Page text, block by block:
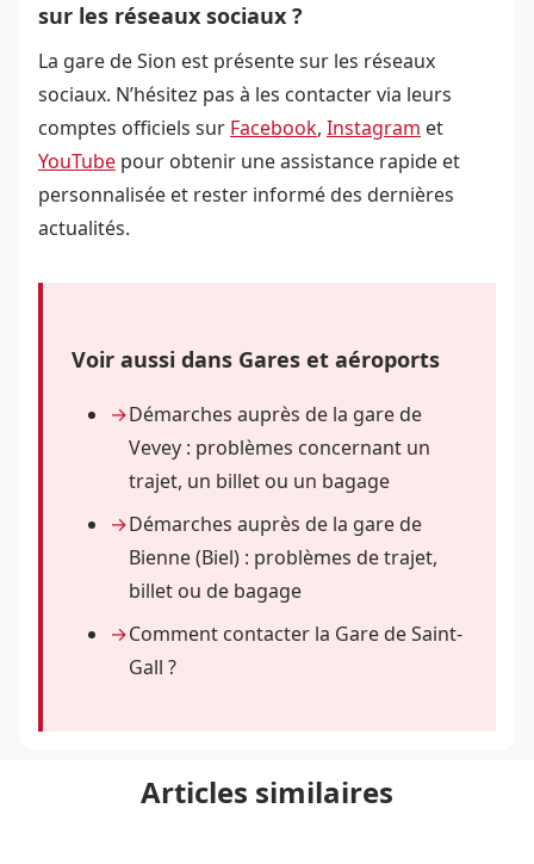
sur les réseaux sociaux ?
La gare de Sion est présente sur les réseaux
sociaux. N’hésitez pas à les contacter via leurs
comptes officiels sur Facebook, Instagram et
YouTube pour obtenir une assistance rapide et
personnalisée et rester informé des dernières
actualités.
Voir aussi dans Gares et aéroports
Démarches auprès de la gare de
Vevey : problèmes concernant un
trajet, un billet ou un bagage
Démarches auprès de la gare de
Bienne (Biel) : problèmes de trajet,
billet ou de bagage
Comment contacter la Gare de Saint-
Gall ?
Articles similaires